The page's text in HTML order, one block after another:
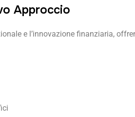
Approccio
e l’innovazione finanziaria,